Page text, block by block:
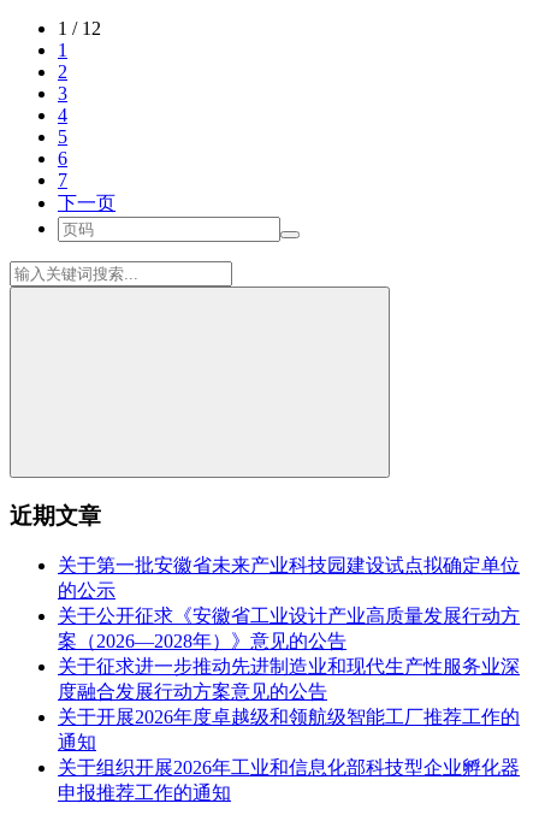
1 / 12
1
2
3
4
5
6
7
下一页
近期文章
关于第一批安徽省未来产业科技园建设试点拟确定单位
的公示
关于公开征求《安徽省工业设计产业高质量发展行动方
案（2026—2028年）》意见的公告
关于征求进一步推动先进制造业和现代生产性服务业深
度融合发展行动方案意见的公告
关于开展2026年度卓越级和领航级智能工厂推荐工作的
通知
关于组织开展2026年工业和信息化部科技型企业孵化器
申报推荐工作的通知